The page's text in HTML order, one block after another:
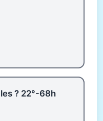
? 22°-68h